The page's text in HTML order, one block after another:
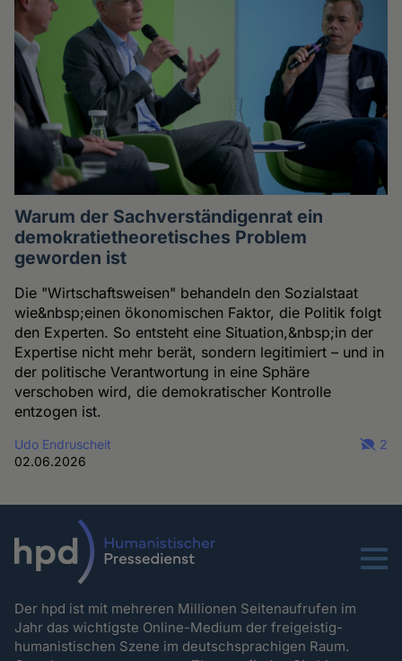
Warum der Sachverständigenrat ein
demokratietheoretisches Problem
geworden ist
Die "Wirtschaftsweisen" behandeln den Sozialstaat
wie&nbsp;einen ökonomischen Faktor, die Politik folgt
den Experten. So entsteht eine Situation,&nbsp;in der
Expertise nicht mehr berät, sondern legitimiert – und in
der politische Verantwortung in eine Sphäre
verschoben wird, die demokratischer Kontrolle
entzogen ist.
Udo Endruscheit
02.06.2026
2
Menu
Der hpd ist mit mehreren Millionen Seitenaufrufen im
Jahr das wichtigste Online-Medium der freigeistig-
humanistischen Szene im deutschsprachigen Raum.